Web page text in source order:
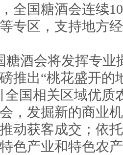
国糖酒会连续10
专区，支持地方
酒会将发挥专业
推出“桃花盛开
全国相关区域优质
，发掘新的商业
动获客成交；依
色产业和特色农